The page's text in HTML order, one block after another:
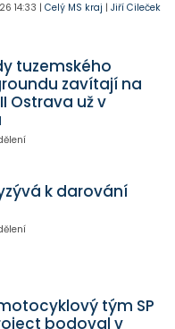
14:33 | Celý MS kraj | Jiří Cileček
tuzemského
zavítají na
Ostrava už v
k darování
tým SP
bodoval v